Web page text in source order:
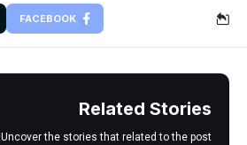
FACEBOOK
Related Stories
Uncover the stories that related to the post!